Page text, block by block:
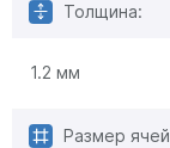
Толщина:
1.2 мм
Размер